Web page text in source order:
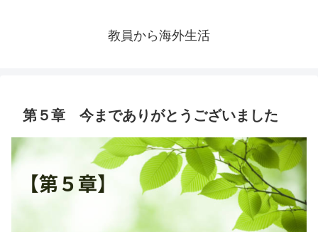
教員から海外生活
第５章 今までありがとうございました